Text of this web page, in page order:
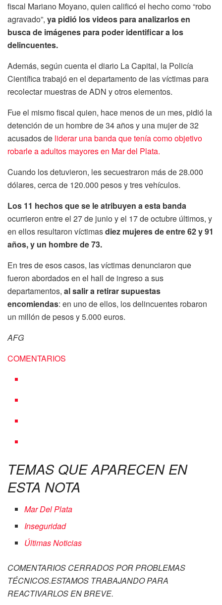
fiscal Mariano Moyano, quien calificó el hecho como “robo
agravado”, ya pidió los videos para analizarlos en
busca de imágenes para poder identificar a los
delincuentes.
Además, según cuenta el diario La Capital, la Policía
Científica trabajó en el departamento de las víctimas para
recolectar muestras de ADN y otros elementos.
Fue el mismo fiscal quien, hace menos de un mes, pidió la
detención de un hombre de 34 años y una mujer de 32
acusados de liderar una banda que tenía como objetivo
robarle a adultos mayores en Mar del Plata.
Cuando los detuvieron, les secuestraron más de 28.000
dólares, cerca de 120.000 pesos y tres vehículos.
Los 11 hechos que se le atribuyen a esta banda
ocurrieron entre el 27 de junio y el 17 de octubre últimos, y
en ellos resultaron víctimasdiez mujeres de entre 62 y 91
años, y un hombre de 73.
En tres de esos casos, las víctimas denunciaron que
fueron abordados en el hall de ingreso a sus
departamentos, al salir a retirar supuestas
encomiendas: en uno de ellos, los delincuentes robaron
un millón de pesos y 5.000 euros.
AFG
COMENTARIOS
TEMAS QUE APARECEN EN
ESTA NOTA
Mar Del Plata
Inseguridad
Últimas Noticias
COMENTARIOS CERRADOS POR PROBLEMAS
TÉCNICOS.ESTAMOS TRABAJANDO PARA
REACTIVARLOS EN BREVE.